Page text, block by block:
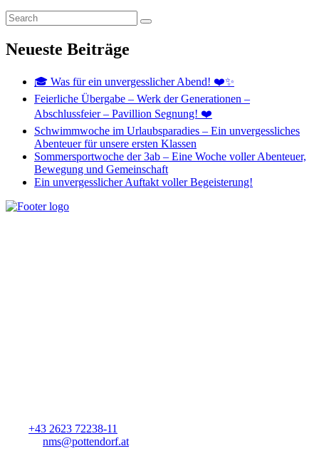
Neueste Beiträge
🎓 Was für ein unvergesslicher Abend! ❤️✨
Feierliche Übergabe – Werk der Generationen –
Abschlussfeier – Pavillion Segnung! ❤️
Schwimmwoche im Urlaubsparadies – Ein unvergessliches
Abenteuer für unsere ersten Klassen
Sommersportwoche der 3ab – Eine Woche voller Abenteuer,
Bewegung und Gemeinschaft
Ein unvergesslicher Auftakt voller Begeisterung!
+43 2623 72238-11
nms@pottendorf.at